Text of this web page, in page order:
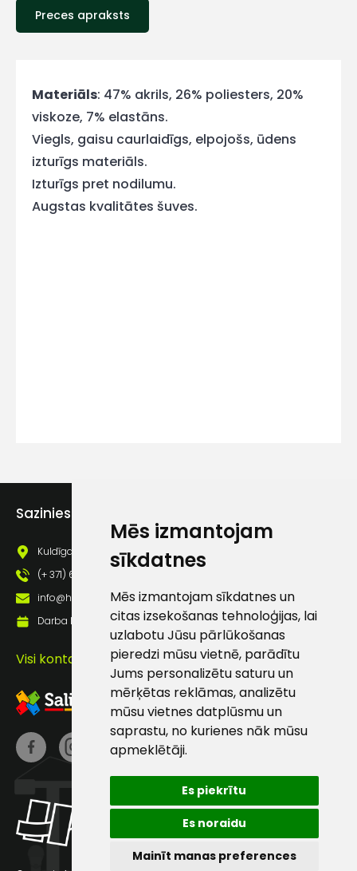
Mēs izmantojam
sīkdatnes
Mēs izmantojam sīkdatnes un
citas izsekošanas tehnoloģijas, lai
uzlabotu Jūsu pārlūkošanas
pieredzi mūsu vietnē, parādītu
Jums personalizētu saturu un
mērķētas reklāmas, analizētu
mūsu vietnes datplūsmu un
saprastu, no kurienes nāk mūsu
apmeklētāji.
Es piekrītu
Es noraidu
Mainīt manas preferences
Preces apraksts
Materiāls: 47% akrils, 26% poliesters, 20%
viskoze, 7% elastāns.
Viegls, gaisu caurlaidīgs, elpojošs, ūdens
izturīgs materiāls.
Izturīgs pret nodilumu.
Augstas kvalitātes šuves.
Sazinies ar mums
Kuldīgas iela 69a, Saldus, Saldus nov., LV - 3801
(+ 371) 63 881 186
info@hards.lv
Darba laiks: Darbadienās: 8:00 - 17:00
Visi kontakti
E-pasts
pastā
Klientu
atbalsts
Darbdienās:
8:00 – 17:00
186
info@hards.lv